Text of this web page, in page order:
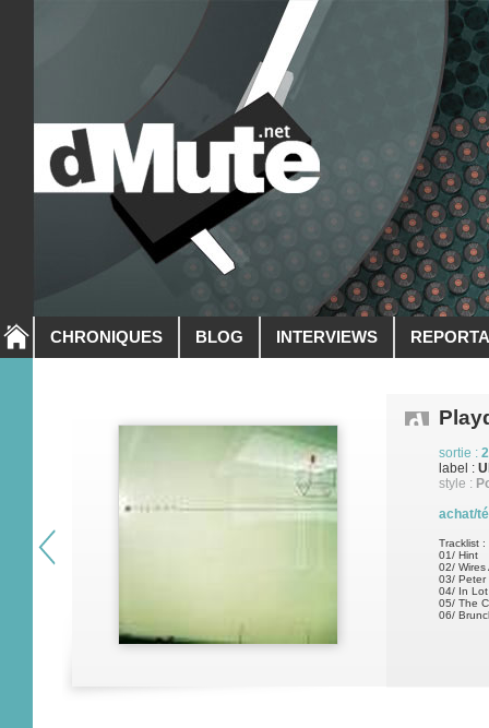
CHRONIQUES BLOG INTERVIEWS
sortie :
label :
style :
achat/
Tracklist :
01/ Hint
02/ Wires
03/ Peter
04/ In Lot
05/ The
06/